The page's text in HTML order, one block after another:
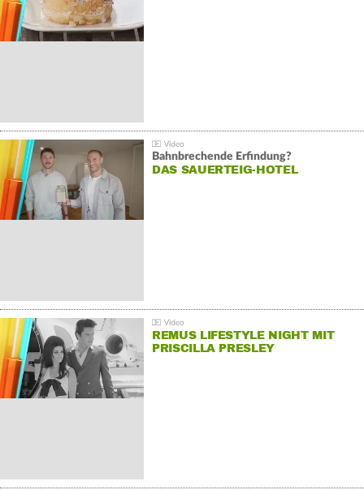
Bahnbrechende Erfindung?
DAS SAUERTEIG-HOTEL
REMUS LIFESTYLE NIGHT MIT
PRISCILLA PRESLEY